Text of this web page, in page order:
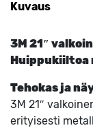
Kuvaus
3M 21″
Huippukiiltoa
Tehokas ja
3M 21″
erityisesti